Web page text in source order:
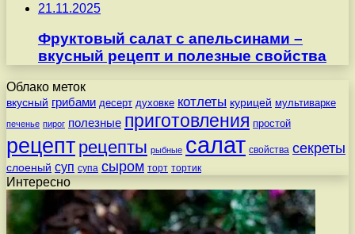
21.11.2025
Фруктовый салат с апельсинами –
вкусный рецепт и полезные свойства
Облако меток
вкусный грибами десерт духовке котлеты курицей мультиварке
печенье пирог полезные приготовления простой
рецепт рецепты рыбные салат свойства секреты
слоеный суп супа сыром торт тортик
Интересно